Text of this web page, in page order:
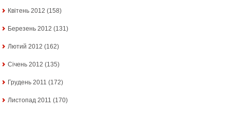
Квітень 2012 (158)
Березень 2012 (131)
Лютий 2012 (162)
Січень 2012 (135)
Грудень 2011 (172)
Листопад 2011 (170)